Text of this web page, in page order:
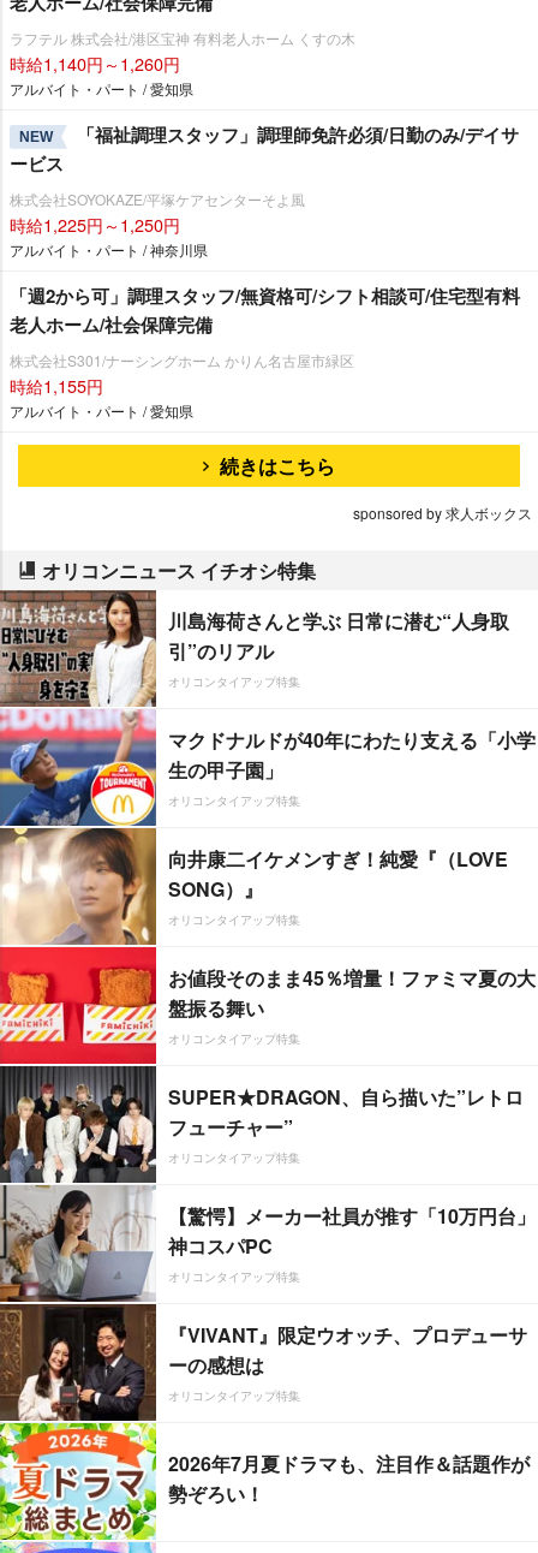
ラフテル 株式会社/港区宝神 有料老人ホーム くすの木
時給1,140円～1,260円
アルバイト・パート / 愛知県
NEW
「福祉調理スタッフ」調理師免許必須/日勤のみ/デイサ
ービス
株式会社SOYOKAZE/平塚ケアセンターそよ風
時給1,225円～1,250円
アルバイト・パート / 神奈川県
「週2から可」調理スタッフ/無資格可/シフト相談可/住宅型有料
老人ホーム/社会保障完備
株式会社S301/ナーシングホーム かりん名古屋市緑区
時給1,155円
アルバイト・パート / 愛知県
続きはこちら
sponsored by 求人ボックス
オリコンニュース イチオシ特集
川島海荷さんと学ぶ 日常に潜む“人身取
引”のリアル
オリコンタイアップ特集
マクドナルドが40年にわたり支える「小学
生の甲子園」
オリコンタイアップ特集
向井康二イケメンすぎ！純愛『（LOVE
SONG）』
オリコンタイアップ特集
お値段そのまま45％増量！ファミマ夏の大
盤振る舞い
オリコンタイアップ特集
SUPER★DRAGON、自ら描いた”レトロ
フューチャー”
オリコンタイアップ特集
【驚愕】メーカー社員が推す「10万円台」
神コスパPC
オリコンタイアップ特集
『VIVANT』限定ウオッチ、プロデューサ
ーの感想は
オリコンタイアップ特集
2026年7月夏ドラマも、注目作＆話題作が
勢ぞろい！